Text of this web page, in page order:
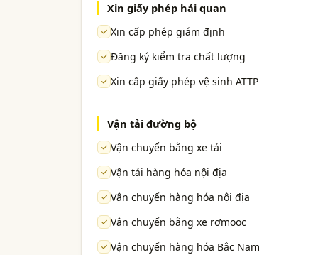
Xin giấy phép hải quan
Xin cấp phép giám định
Đăng ký kiểm tra chất lượng
Xin cấp giấy phép vệ sinh ATTP
Vận tải đường bộ
Vận chuyển bằng xe tải
Vận tải hàng hóa nội địa
Vận chuyển hàng hóa nội địa
Vận chuyển bằng xe rơmooc
Vận chuyển hàng hóa Bắc Nam